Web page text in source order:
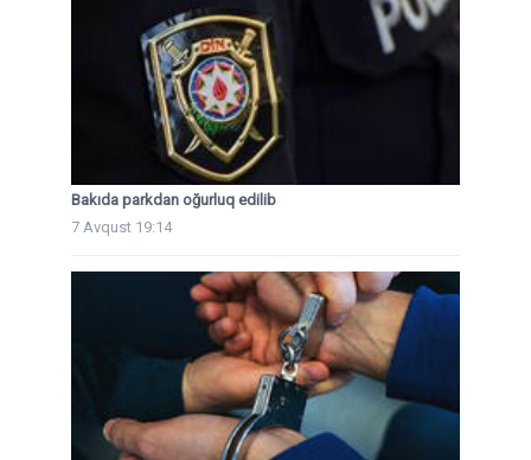
Bakıda parkdan oğurluq edilib
7 Avqust 19:14